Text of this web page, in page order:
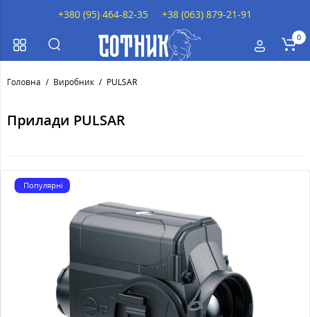
0
Головна Виробник PULSAR
Прилади PULSAR
Популярні
+380 (95) 464-82-35 +38 (063) 879-21-91